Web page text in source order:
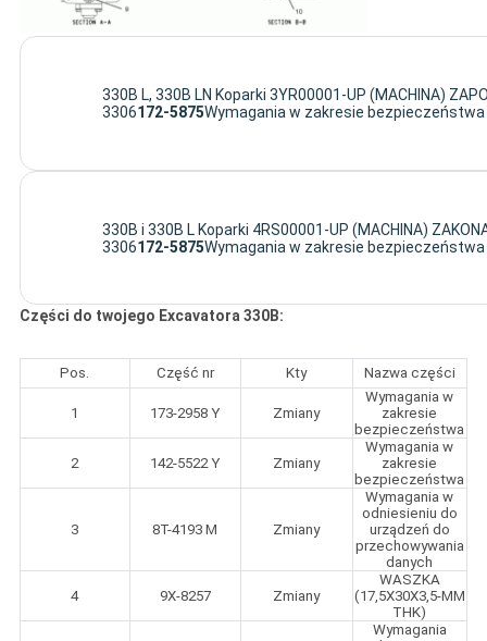
330B L, 330B LN Koparki 3YR00001-UP (MACHINA)
3306172-5875Wymagania w zakresie bezpieczeństwa
330B i 330B L Koparki 4RS00001-UP (MACHINA)
3306172-5875Wymagania w zakresie bezpieczeństwa
Części do twojego Excavatora 330B:
Pos. Część nr Kty Nazwa części
1 173-2958 Y Zmiany
Wymagania w
zakresie
bezpieczeństwa
2 142-5522 Y Zmiany
Wymagania w
zakresie
bezpieczeństwa
3 8T-4193 M Zmiany
Wymagania w
odniesieniu do
urządzeń do
przechowywania
danych
4 9X-8257 Zmiany
WASZKA
(17,5X30X3,5-MM
THK)
Wymagania